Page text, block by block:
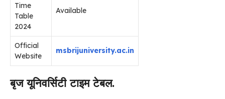
Time
Table
2024
Available
Official
Website
msbrijuniversity.ac.in
बृज यूनिवर्सिटी टाइम टेबल.